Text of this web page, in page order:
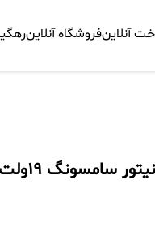
آنلاینفروشگاه آنلاین
سامسونگ 19ولت 2.1 آمپر